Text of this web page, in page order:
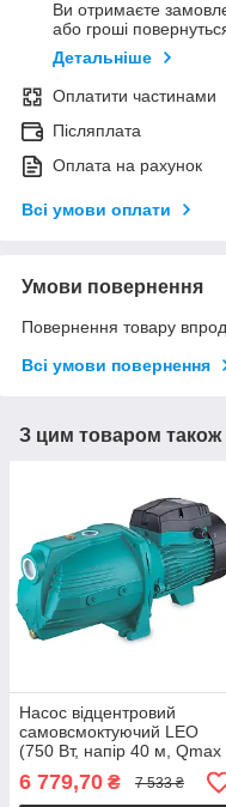
Ви отримаєте
або гроші
Детальніше
Оплатити частинами
Післяплата
Оплата на рахунок
Всі умови оплати
Умови повернення
Повернення товару
Всі умови повернення
З цим товаром
Насос відцентровий
самовсмоктуючий LEO
(750 Вт, напір 40 м, Qmax
85 л/хв) поверхневий, для
поливу, свердловини
6 779,70 ₴ 7 533 ₴